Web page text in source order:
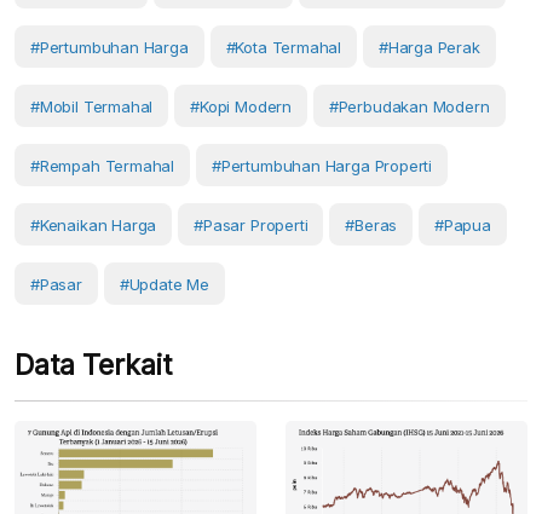
#Pertumbuhan Harga #kota Termahal #Harga Perak
#mobil Termahal #kopi Modern #perbudakan Modern
#rempah Termahal #pertumbuhan Harga Properti
#Kenaikan Harga #Pasar Properti #Beras #Papua
#Pasar #Update Me
Data Terkait